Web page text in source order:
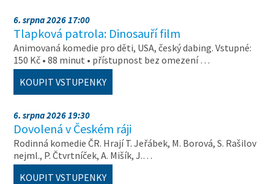
6. srpna 2026 17:00
Tlapková patrola: Dinosauří film
Animovaná komedie pro děti, USA, český dabing. Vstupné:
150 Kč • 88 minut • přístupnost bez omezení …
KOUPIT VSTUPENKY
6. srpna 2026 19:30
Dovolená v Českém ráji
Rodinná komedie ČR. Hrají T. Jeřábek, M. Borová, S. Rašilov
nejml., P. Čtvrtníček, A. Mišík, J.…
KOUPIT VSTUPENKY